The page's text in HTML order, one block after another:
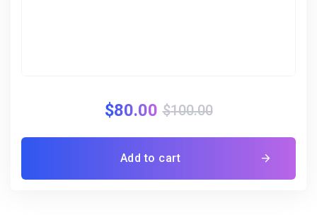
$80.00 $100.00
Add to cart